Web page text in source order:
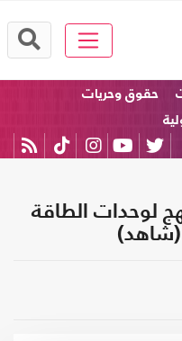
حقوق وحريات
لوحدات الطاقة
(شاهد)